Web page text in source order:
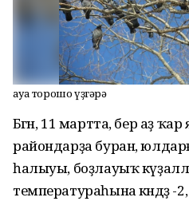
Һауа торошо үҙгәрә
Бөгөн, 11 мартта, бер аҙ
райондарҙа буран,
һалыуы, боҙлауыҡ
температураһына көндөҙ -